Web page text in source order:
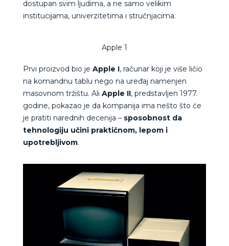
dostupan svim ljudima, a ne samo velikim
institucijama, univerzitetima i stručnjacima.
Apple 1
Prvi proizvod bio je Apple I, računar koji je više ličio
na komandnu tablu nego na uređaj namenjen
masovnom tržištu. Ali Apple II, predstavljen 1977.
godine, pokazao je da kompanija ima nešto što će
je pratiti narednih decenija – sposobnost da
tehnologiju učini praktičnom, lepom i
upotrebljivom.